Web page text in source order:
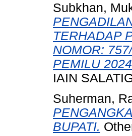
Subkhan,
TERHADAP
NOMOR:
PEMILU
IAIN
Suherman,
BUPATI.